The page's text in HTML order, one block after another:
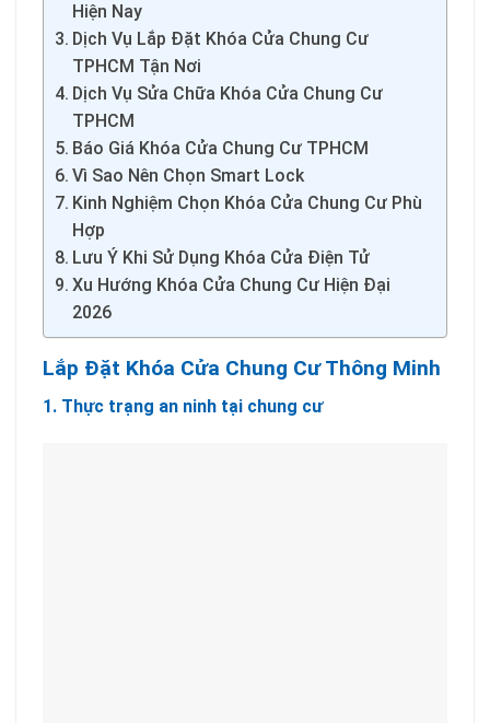
Hiện Nay
Dịch Vụ Lắp Đặt Khóa Cửa Chung Cư
TPHCM Tận Nơi
Dịch Vụ Sửa Chữa Khóa Cửa Chung Cư
TPHCM
Báo Giá Khóa Cửa Chung Cư TPHCM
Vì Sao Nên Chọn Smart Lock
Kinh Nghiệm Chọn Khóa Cửa Chung Cư Phù
Hợp
Lưu Ý Khi Sử Dụng Khóa Cửa Điện Tử
Xu Hướng Khóa Cửa Chung Cư Hiện Đại
2026
Lắp Đặt Khóa Cửa Chung Cư Thông Minh
1. Thực trạng an ninh tại chung cư